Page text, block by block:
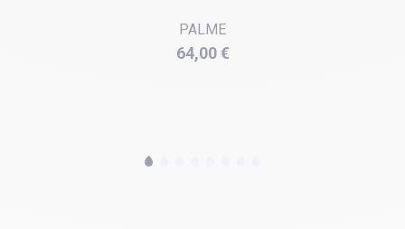
PALME
Prix
64,00 €